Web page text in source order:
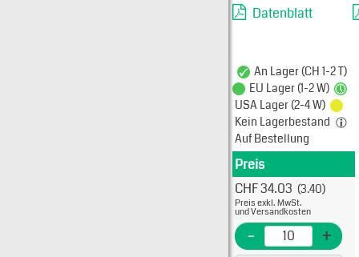
Datenblatt
An Lager (CH 1-2 T)
EU Lager (1-2 W)
USA Lager (2-4 W)
Kein Lagerbestand
Auf Bestellung
Produkt
Preis
Typ:
EME
CHF 34.03 (3.40)
Preis exkl. MwSt.
und Versandkosten
- +